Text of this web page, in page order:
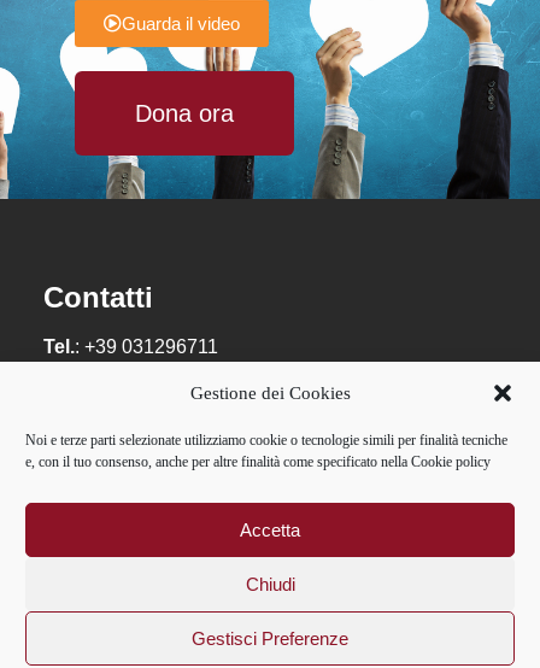
Gestione dei Cookies
Noi e terze parti selezionate utilizziamo cookie o tecnologie simili per finalità tecniche
e, con il tuo consenso, anche per altre finalità come specificato nella Cookie policy
Accetta
Chiudi
Gestisci Preferenze
Guarda il video
Dona ora
Contatti
Tel.: +39 031296711
info@guanellacomo.it
Casa Divina Provvidenza – Opera don Guanella